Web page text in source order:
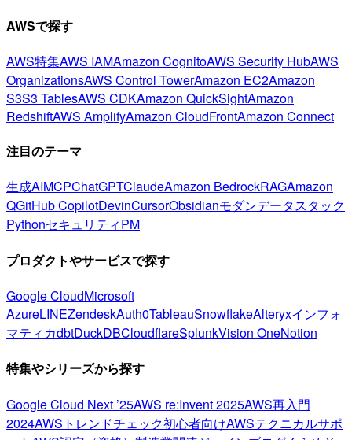
AWSで探す
AWS特集AWS IAMAmazon CognitoAWS Security HubAWS
OrganizationsAWS Control TowerAmazon EC2Amazon
S3S3 TablesAWS CDKAmazon QuickSightAmazon
RedshiftAWS AmplifyAmazon CloudFrontAmazon Connect
注目のテーマ
生成AIMCPChatGPTClaudeAmazon BedrockRAGAmazon
QGitHub CopilotDevinCursorObsidianモダンデータスタック
PythonセキュリティPM
プロダクトやサービスで探す
Google CloudMicrosoft
AzureLINEZendeskAuth0TableauSnowflakeAlteryxインフォ
マティカdbtDuckDBCloudflareSplunkVision OneNotion
特集やシリーズから探す
Google Cloud Next ’25AWS re:Invent 2025AWS再入門
2024AWSトレンドチェック初心者向けAWSテクニカルサポ